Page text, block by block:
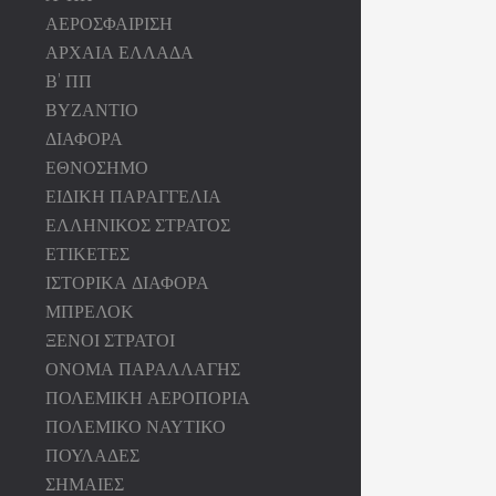
ΑΕΡΟΣΦΑΙΡΙΣΗ
ΑΡΧΑΙΑ ΕΛΛΑΔΑ
Β' ΠΠ
ΒΥΖΑΝΤΙΟ
ΔΙΑΦΟΡΑ
ΕΘΝΟΣΗΜΟ
ΕΙΔΙΚΗ ΠΑΡΑΓΓΕΛΙΑ
ΕΛΛΗΝΙΚΟΣ ΣΤΡΑΤΟΣ
ΕΤΙΚΕΤΕΣ
ΙΣΤΟΡΙΚΑ ΔΙΑΦΟΡΑ
ΜΠΡΕΛΟΚ
ΞΕΝΟΙ ΣΤΡΑΤΟΙ
ΟΝΟΜΑ ΠΑΡΑΛΛΑΓΗΣ
ΠΟΛΕΜΙΚΗ ΑΕΡΟΠΟΡΙΑ
ΠΟΛΕΜΙΚΟ ΝΑΥΤΙΚΟ
ΠΟΥΛΑΔΕΣ
ΣΗΜΑΙΕΣ